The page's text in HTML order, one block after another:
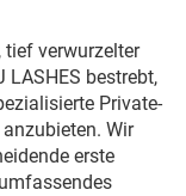
tief verwurzelter
LASHES bestrebt,
Private-
Wir
erste